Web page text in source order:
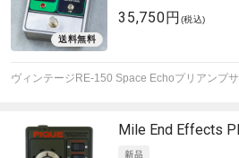
35,750円 (税込)
ヴィンテージRE-150 Space Echoプリアンプサ
Mile End Effects